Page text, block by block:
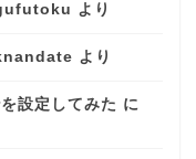
より
より
設定してみた に